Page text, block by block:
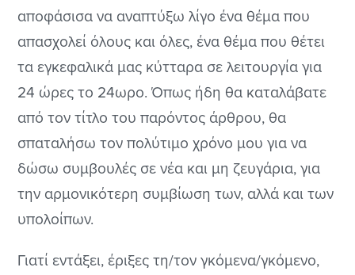
αποφάσισα να αναπτύξω λίγο ένα θέμα που
απασχολεί όλους και όλες, ένα θέμα που θέτει
τα εγκεφαλικά μας κύτταρα σε λειτουργία για
24 ώρες το 24ωρο. Όπως ήδη θα καταλάβατε
από τον τίτλο του παρόντος άρθρου, θα
σπαταλήσω τον πολύτιμο χρόνο μου για να
δώσω συμβουλές σε νέα και μη ζευγάρια, για
την αρμονικότερη συμβίωση των, αλλά και των
υπολοίπων.
Γιατί εντάξει, έριξες τη/τον γκόμενα/γκόμενο,